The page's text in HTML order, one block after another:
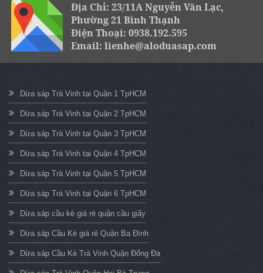
Địa Chỉ: 23/11A Nguyễn Văn Lạc,
Phường 21 Bình Thạnh
Điện Thoại: 0938.192.595
Email: lienhe@aloduasap.com
Dừa sáp Trà Vinh tại Quận 1 TpHCM
Dừa sáp Trà Vinh tại Quận 2 TpHCM
Dừa sáp Trà Vinh tại Quận 3 TpHCM
Dừa sáp Trà Vinh tại Quận 4 TpHCM
Dừa sáp Trà Vinh tại Quận 5 TpHCM
Dừa sáp Trà Vinh tại Quận 6 TpHCM
Dừa sáp cầu kè giá rẻ quận cầu giấy
Dừa sáp Cầu Kè giá rẻ Quận Ba Đình
Dừa sáp Cầu Kè Trà Vinh Quận Đống Đa